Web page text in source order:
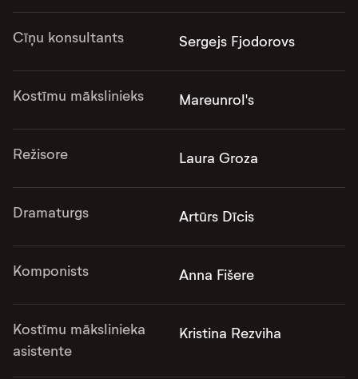
Cīņu konsultants Sergejs Fjodorovs
Kostīmu mākslinieks Mareunrol's
Režisore Laura Groza
Dramaturgs Artūrs Dīcis
Komponists Anna Fišere
Kostīmu mākslinieka
asistente
Kristina Rezviha